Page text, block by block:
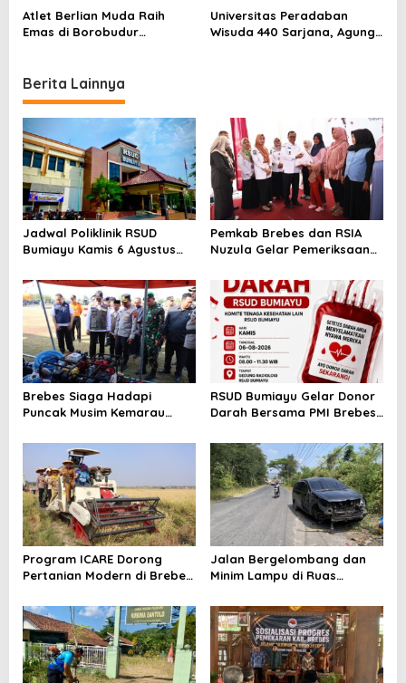
o
n
Tangan
Protes
Atlet Berlian Muda Raih
Emas di Borobudur
Tegal!
Universitas Peradaban
Wisuda 440 Sarjana, Agung
Berita Lainnya
Jadwal Poliklinik RSUD
Bumiayu Kamis 6 Agustus
Dokter Sebelum Berkunjung
Pemkab Brebes dan RSIA
Nuzula Gelar Pemeriksaan
Perkuat Kesehatan Ibu dan
Bayi
Brebes Siaga Hadapi
Puncak Musim Kemarau
Kesiapsiagaan Bencana dan
Karhutla
RSUD Bumiayu Gelar Donor
Darah Bersama PMI Brebes
Indonesia
Program ICARE Dorong
Pertanian Modern di Brebes,
Tembus 10,2 Ton per Hektare
Jalan Bergelombang dan
Minim Lampu di Ruas
Telan Korban, Innova
Hantam Pohon di
Bantarkawung